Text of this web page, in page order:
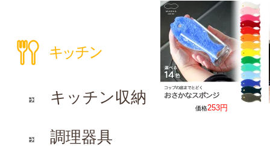
キッチン収納
調理器具
価格253円